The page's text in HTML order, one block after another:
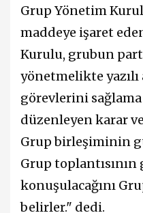
Grup Yönetim
maddeye işaret
Kurulu, grubun
yönetmelikte yazılı
görevlerini
düzenleyen karar
Grup birleşiminin
Grup
konuşulacağını
belirler." dedi.